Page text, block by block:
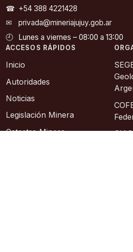
☎ +54 388 4221428
✉
privada@mineriajujuy.gob.ar
🕘
Lunes a viernes – 08:00 a 13:00
ACCESOS RÁPIDOS
Inicio
Autoridades
Noticias
Legislación Minera
Catastro Minero